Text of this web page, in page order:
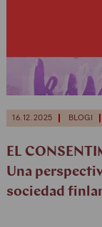
16.12.2025 BLOGI
EL
Una
sociedad